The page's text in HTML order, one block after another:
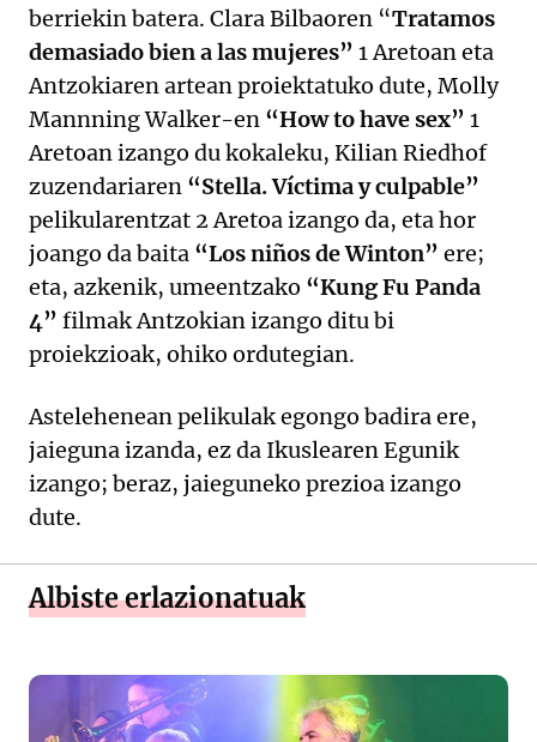
berriekin batera. Clara Bilbaoren “Tratamos
demasiado bien a las mujeres” 1 Aretoan eta
Antzokiaren artean proiektatuko dute, Molly
Mannning Walker-en “How to have sex” 1
Aretoan izango du kokaleku, Kilian Riedhof
zuzendariaren “Stella. Víctima y culpable”
pelikularentzat 2 Aretoa izango da, eta hor
joango da baita “Los niños de Winton” ere;
eta, azkenik, umeentzako “Kung Fu Panda
4” filmak Antzokian izango ditu bi
proiekzioak, ohiko ordutegian.
Astelehenean pelikulak egongo badira ere,
jaieguna izanda, ez da Ikuslearen Egunik
izango; beraz, jaieguneko prezioa izango
dute.
Albiste erlazionatuak